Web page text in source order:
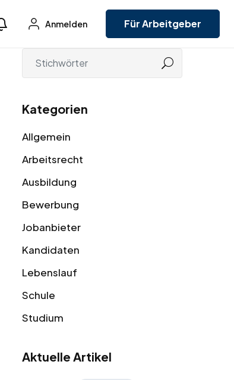
Anmelden Für Arbeitgeber
Kategorien
Allgemein
Arbeitsrecht
Ausbildung
Bewerbung
Jobanbieter
Kandidaten
Lebenslauf
Schule
Studium
Aktuelle Artikel